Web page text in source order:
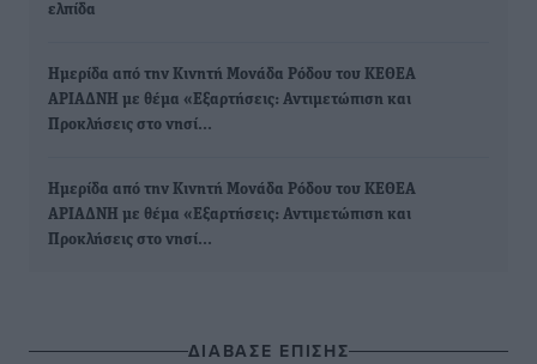
ελπίδα
Ημερίδα από την Κινητή Μονάδα Ρόδου του ΚΕΘΕΑ
ΑΡΙΑΔΝΗ με θέμα «Εξαρτήσεις: Αντιμετώπιση και
Προκλήσεις στο νησί…
Ημερίδα από την Κινητή Μονάδα Ρόδου του ΚΕΘΕΑ
ΑΡΙΑΔΝΗ με θέμα «Εξαρτήσεις: Αντιμετώπιση και
Προκλήσεις στο νησί…
ΔΙΑΒΑΣΕ ΕΠΙΣΗΣ